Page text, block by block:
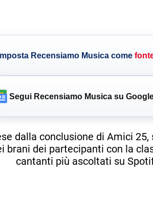
Imposta Recensiamo Musica come
Segui Recensiamo Musica su
dalla conclusione di Amici
brani dei partecipanti con la
cantanti più ascoltati su